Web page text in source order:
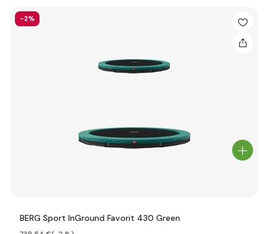
-2%
BERG Sport InGround Favorit 430 Green